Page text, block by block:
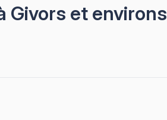
Givors et environs